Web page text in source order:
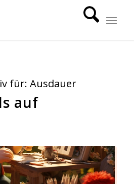
für: Ausdauer
auf